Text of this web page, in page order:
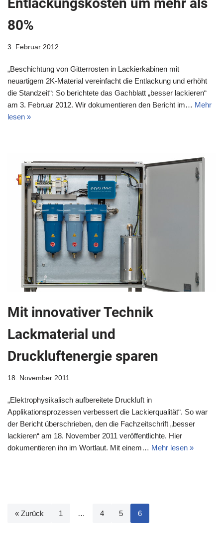
Entlackungskosten um mehr als
80%
3. Februar 2012
„Beschichtung von Gitterrosten in Lackierkabinen mit
neuartigem 2K-Material vereinfacht die Entlackung und erhöht
die Standzeit“: So berichtete das Gachblatt „besser lackieren“
am 3. Februar 2012. Wir dokumentieren den Bericht im… Mehr
lesen »
Mit innovativer Technik
Lackmaterial und
Druckluftenergie sparen
18. November 2011
„Elektrophysikalisch aufbereitete Druckluft in
Applikationsprozessen verbessert die Lackierqualität“. So war
der Bericht überschrieben, den die Fachzeitschrift „besser
lackieren“ am 18. November 2011 veröffentlichte. Hier
dokumentieren ihn im Wortlaut. Mit einem… Mehr lesen »
« Zurück 1 … 4 5 6